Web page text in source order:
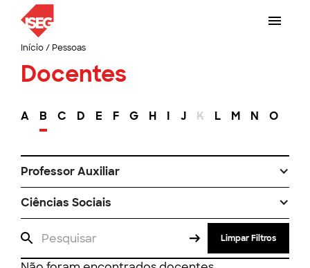
Início/ Pessoas
Docentes
A B C D E F G H I J K L M N O
Professor Auxiliar
Ciências Sociais
Limpar Filtros